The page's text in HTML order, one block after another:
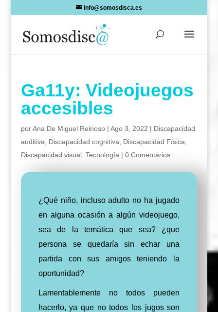
info@somosdisca.es
Ga11y: Videojuegos
accesibles
porAna De Miguel Reinoso| Ago 3, 2022 | Discapacidad
auditiva
Discapacidad cognitiva Discapacidad Física
Discapacidad visual, Tecnología | 0 Comentarios
¿Qué niño, incluso adulto no ha jugado
en alguna ocasión a algún videojuego,
sea de la temática que sea? ¿que
persona se quedaría sin echar una
partida con sus amigos teniendo la
oportunidad?
Lamentablemente no todos pueden
hacerlo, ya que no todos los jugos son